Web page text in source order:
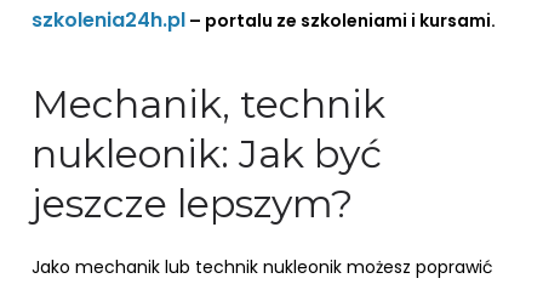
szkolenia24h.pl – portalu ze szkoleniami i kursami.
Mechanik, technik
nukleonik: Jak być
jeszcze lepszym?
Jako mechanik lub technik nukleonik możesz poprawić